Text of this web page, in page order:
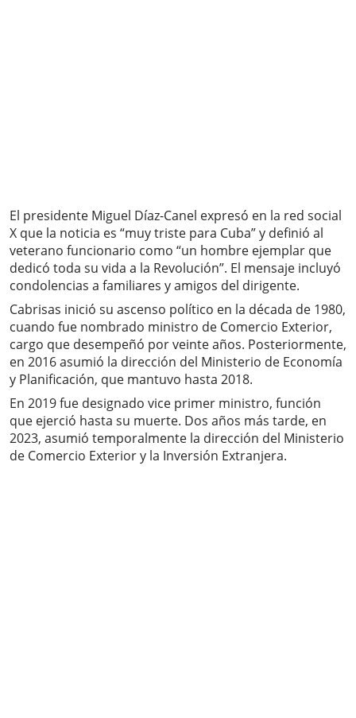
El presidente Miguel Díaz-Canel expresó en la red social
X que la noticia es “muy triste para Cuba” y definió al
veterano funcionario como “un hombre ejemplar que
dedicó toda su vida a la Revolución”. El mensaje incluyó
condolencias a familiares y amigos del dirigente.
Cabrisas inició su ascenso político en la década de 1980,
cuando fue nombrado ministro de Comercio Exterior,
cargo que desempeñó por veinte años. Posteriormente,
en 2016 asumió la dirección del Ministerio de Economía
y Planificación, que mantuvo hasta 2018.
En 2019 fue designado vice primer ministro, función
que ejerció hasta su muerte. Dos años más tarde, en
2023, asumió temporalmente la dirección del Ministerio
de Comercio Exterior y la Inversión Extranjera.